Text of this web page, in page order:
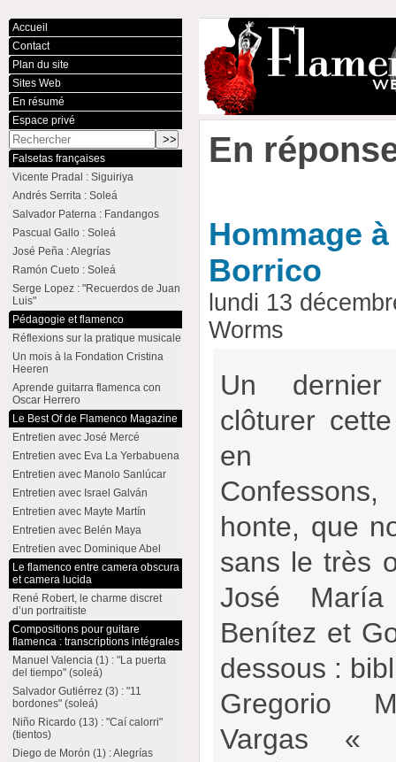
En
Hommage
Borrico
lundi 13
Worms
Un
clôturer
en
honte, que
sans le très
José María
Benítez et
dessous :
Gregorio
Vargas «
Accueil
Contact
Plan du site
Sites Web
En résumé
Espace privé
Falsetas françaises
Vicente Pradal : Siguiriya
Andrés Serrita : Soleá
Salvador Paterna : Fandangos
Pascual Gallo : Soleá
José Peña : Alegrías
Ramón Cueto : Soleá
Serge Lopez : "Recuerdos de Juan
Luis"
Pédagogie et flamenco
Réflexions sur la pratique musicale
Un mois à la Fondation Cristina
Heeren
Aprende guitarra flamenca con
Oscar Herrero
Le Best Of de Flamenco Magazine
Entretien avec José Mercé
Entretien avec Eva La Yerbabuena
Entretien avec Manolo Sanlúcar
Entretien avec Israel Galván
Entretien avec Mayte Martín
Entretien avec Belén Maya
Entretien avec Dominique Abel
Le flamenco entre camera obscura
et camera lucida
René Robert, le charme discret
d’un portraitiste
Compositions pour guitare
flamenca : transcriptions intégrales
Manuel Valencia (1) : "La puerta
del tiempo" (soleá)
Salvador Gutiérrez (3) : "11
bordones" (soleá)
Niño Ricardo (13) : "Caí calorri"
(tientos)
Diego de Morón (1) : Alegrías